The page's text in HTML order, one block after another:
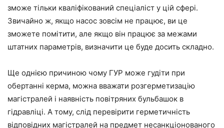
зможе тільки кваліфікований спеціаліст у цій сфері.
Звичайно ж, якщо насос зовсім не працює, ви це
зможете помітити, але якщо він працює за межами
штатних параметрів, визначити це буде досить складно.
Ще однією причиною чому ГУР може гудіти при
обертанні керма, можна вважати розгерметизацію
магістралей і наявність повітряних бульбашок в
гідравліці. А тому, слід перевірити герметичність
відповідних магістралей на предмет несанкціонованого